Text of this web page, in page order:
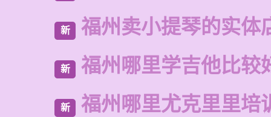
新 福州卖小提琴的实体
新 福州哪里学吉他比较
新 福州哪里尤克里里培